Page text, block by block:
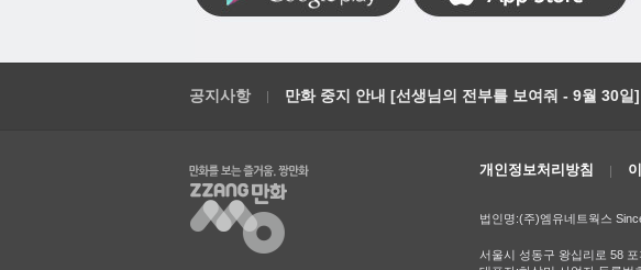
공지사항 만화 중지 안내 [선생님의 전부를 보여줘 - 9월 30일]
개인정보처리방침
법인명:(주)엠유네트웍스
서울시 성동구 왕십리로 58